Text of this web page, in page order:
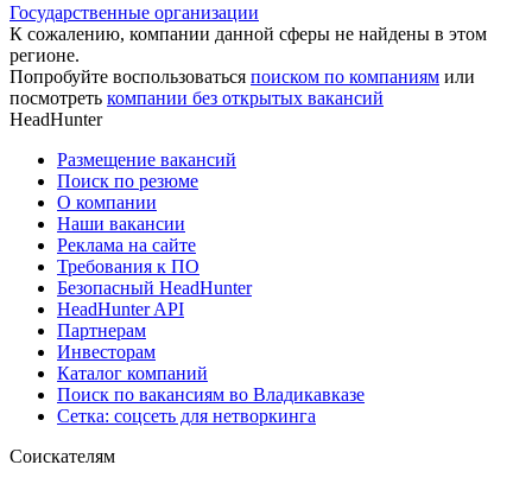
Государственные организации
К сожалению, компании данной сферы не найдены в этом
регионе.
Попробуйте воспользоваться поиском по компаниям или
посмотреть компании без открытых вакансий
HeadHunter
Размещение вакансий
Поиск по резюме
О компании
Наши вакансии
Реклама на сайте
Требования к ПО
Безопасный HeadHunter
HeadHunter API
Партнерам
Инвесторам
Каталог компаний
Поиск по вакансиям во Владикавказе
Сетка: соцсеть для нетворкинга
Соискателям